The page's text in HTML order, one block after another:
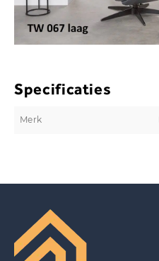
Specificaties
Merk